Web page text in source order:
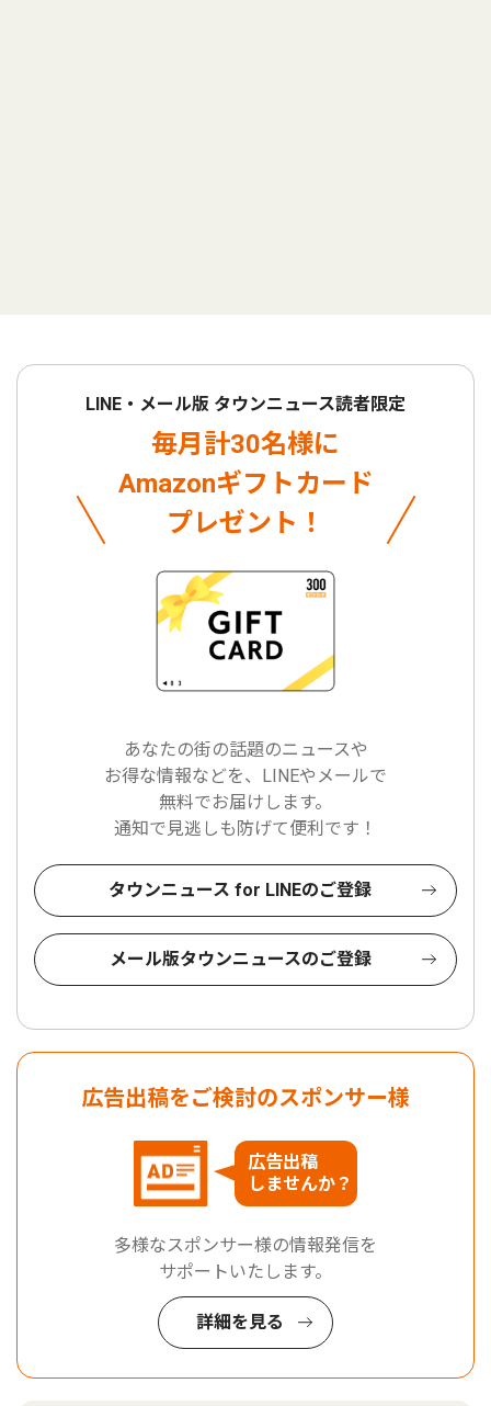
LINE・メール版 タウンニュース読者限定
毎月計30名様に
Amazonギフトカード
プレゼント！
あなたの街の話題のニュースや
お得な情報などを、LINEやメールで
無料でお届けします。
通知で見逃しも防げて便利です！
タウンニュース for LINEのご登録
メール版タウンニュースのご登録
広告出稿をご検討のスポンサー様
広告出稿
しませんか？
多様なスポンサー様の情報発信を
サポートいたします。
詳細を見る